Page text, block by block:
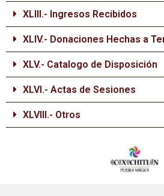
XLIII.- Ingresos Recibidos
XLIV.- Donaciones Hechas a
XLV.- Catalogo de Disposición
XLVI.- Actas de Sesiones
XLVIII.- Otros